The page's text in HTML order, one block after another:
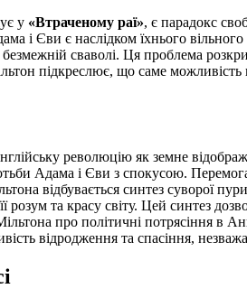
у «Втраченому раї», є парадокс
і Єви є наслідком їхнього
сваволі. Ця проблема
підкреслює, що саме можливість
революцію як земне
Адама і Єви з спокусою.
відбувається синтез суворої
розум та красу світу. Цей синтез
про політичні потрясіння в
відродження та спасіння,